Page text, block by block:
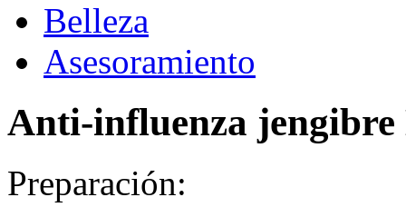
Belleza
Asesoramiento
Anti-influenza jengibre
Preparación: